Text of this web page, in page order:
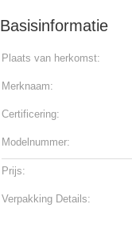
Basisinformatie
Plaats van herkomst:
Merknaam:
Certificering:
Modelnummer:
Prijs:
Verpakking Details: